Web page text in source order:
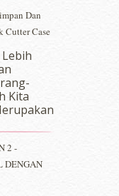
Dan
Cutter Case
Kita
2 -
DENGAN